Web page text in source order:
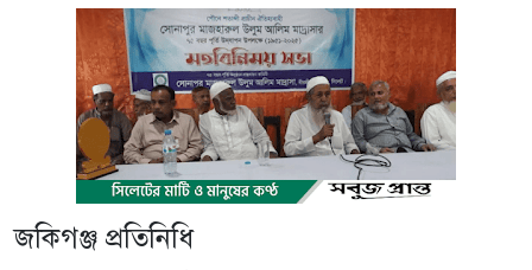
জকিগঞ্জ প্রতিনিধি